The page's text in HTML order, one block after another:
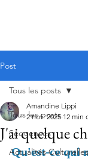
Post
Tous les posts
Séquences
Actualités Culturelles
Tous les posts
J'ai quelque
Amandine Lippi
2 nov. 2025 12 min
Qu'est-ce qui